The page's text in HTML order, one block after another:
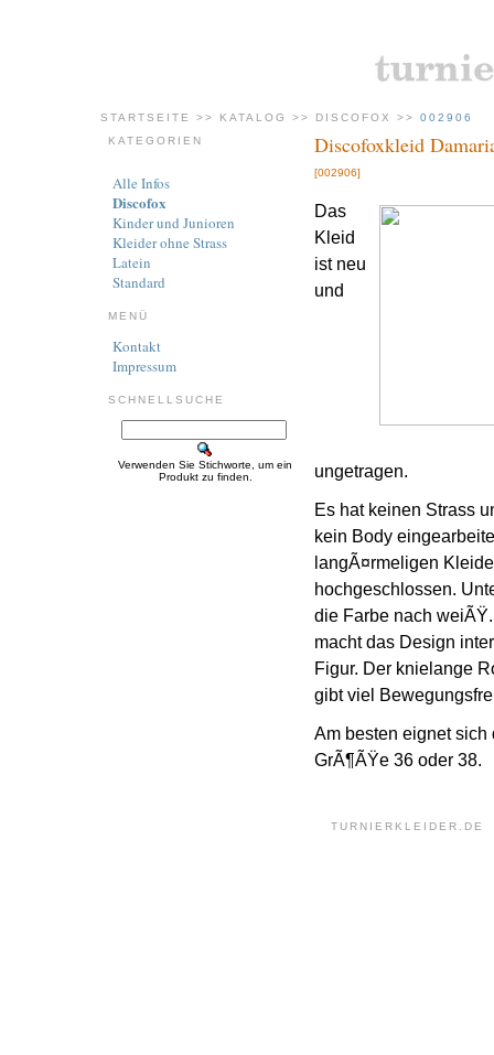
STARTSEITE >> KATALOG >> DISCOFOX >> 002906
KATEGORIEN
Alle Infos
Discofox
Kinder und Junioren
Kleider ohne Strass
Latein
Standard
MENÜ
Kontakt
Impressum
SCHNELLSUCHE
Verwenden Sie Stichworte, um ein
Produkt zu finden.
Discofoxkleid
[002906]
Das
Kleid
ist neu
und
ungetragen.
Es hat keinen Strass
kein Body
langÃ¤rmeligen
hochgeschlossen.
die Farbe nach
macht das Design
Figur. Der knielange
gibt viel
Am besten eignet
GrÃ¶ÃŸe 36 oder 38.